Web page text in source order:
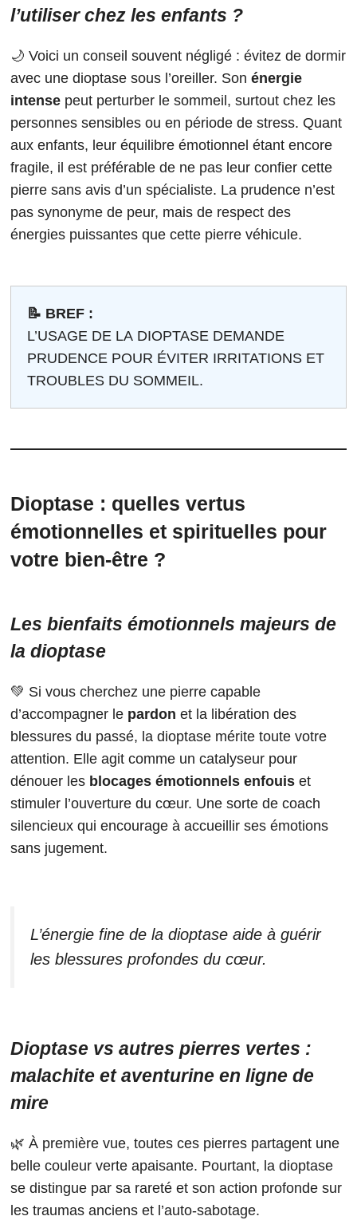
l’utiliser chez les enfants ?
🌙 Voici un conseil souvent négligé : évitez de dormir
avec une dioptase sous l’oreiller. Son énergie
intense peut perturber le sommeil, surtout chez les
personnes sensibles ou en période de stress. Quant
aux enfants, leur équilibre émotionnel étant encore
fragile, il est préférable de ne pas leur confier cette
pierre sans avis d’un spécialiste. La prudence n’est
pas synonyme de peur, mais de respect des
énergies puissantes que cette pierre véhicule.
📝 BREF :
L’USAGE DE LA DIOPTASE DEMANDE
PRUDENCE POUR ÉVITER IRRITATIONS ET
TROUBLES DU SOMMEIL.
Dioptase : quelles vertus
émotionnelles et spirituelles pour
votre bien-être ?
Les bienfaits émotionnels majeurs de
la dioptase
💚 Si vous cherchez une pierre capable
d’accompagner le pardon et la libération des
blessures du passé, la dioptase mérite toute votre
attention. Elle agit comme un catalyseur pour
dénouer les blocages émotionnels enfouis et
stimuler l’ouverture du cœur. Une sorte de coach
silencieux qui encourage à accueillir ses émotions
sans jugement.
L’énergie fine de la dioptase aide à guérir
les blessures profondes du cœur.
Dioptase vs autres pierres vertes :
malachite et aventurine en ligne de
mire
🌿 À première vue, toutes ces pierres partagent une
belle couleur verte apaisante. Pourtant, la dioptase
se distingue par sa rareté et son action profonde sur
les traumas anciens et l’auto-sabotage.